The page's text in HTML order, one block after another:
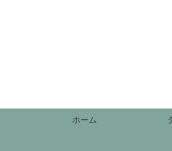
ホーム